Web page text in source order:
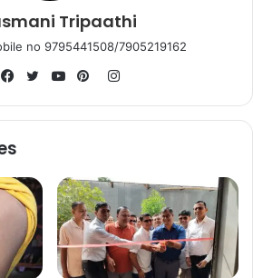
Tripaathi
no 9795441508/7905219162
Instagram